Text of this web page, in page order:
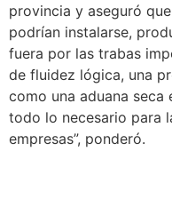
provincia y aseguró
podrían instalarse,
fuera por las trabas
de fluidez lógica, una
como una aduana seca
todo lo necesario para
empresas”, ponderó.